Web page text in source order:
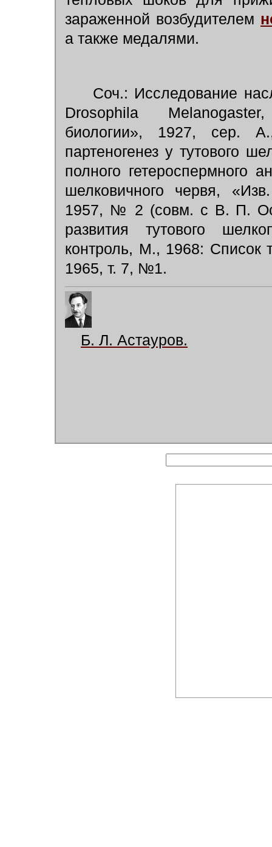
зараженной возбудителем
а также медалями.
Соч.: Исследование
Drosophila
биологии», 1927, сер.
партеногенез у тутового
полного гетероспермного
шелковичного червя,
1957, № 2 (совм. с В. П.
развития тутового
контроль, М., 1968: Список
1965, т. 7, №1.
Б. Л. Астауров.